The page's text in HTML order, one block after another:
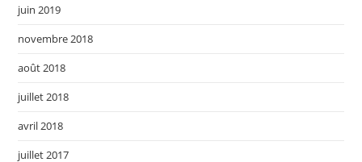
juin 2019
novembre 2018
août 2018
juillet 2018
avril 2018
juillet 2017